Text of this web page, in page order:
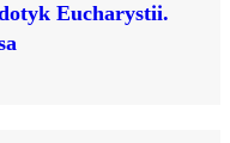
Eucharystii.